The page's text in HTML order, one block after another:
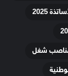
2025
شغل